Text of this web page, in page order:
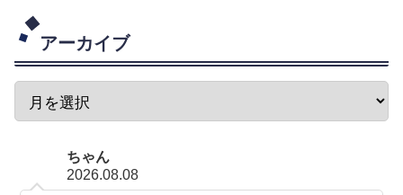
アーカイブ
ちゃん
2026.08.08